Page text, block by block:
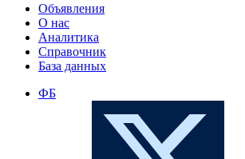
Объявления
О нас
Аналитика
Справочник
База данных
ФБ